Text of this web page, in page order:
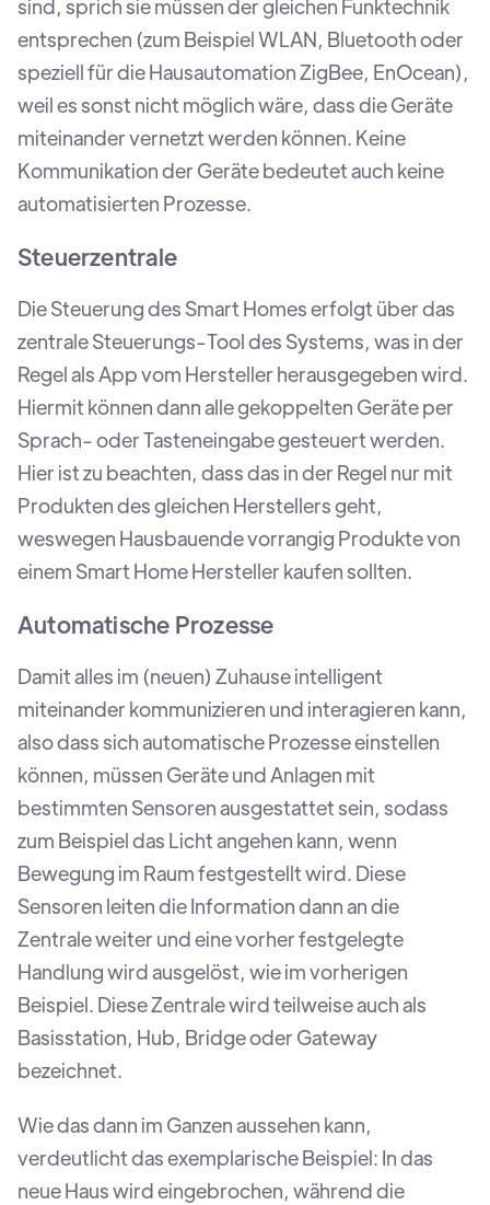
sind, sprich sie müssen der gleichen Funktechnik
entsprechen (zum Beispiel WLAN, Bluetooth oder
speziell für die Hausautomation ZigBee, EnOcean),
weil es sonst nicht möglich wäre, dass die Geräte
miteinander vernetzt werden können. Keine
Kommunikation der Geräte bedeutet auch keine
automatisierten Prozesse.
Steuerzentrale
Die Steuerung des Smart Homes erfolgt über das
zentrale Steuerungs-Tool des Systems, was in der
Regel als App vom Hersteller herausgegeben wird.
Hiermit können dann alle gekoppelten Geräte per
Sprach- oder Tasteneingabe gesteuert werden.
Hier ist zu beachten, dass das in der Regel nur mit
Produkten des gleichen Herstellers geht,
weswegen Hausbauende vorrangig Produkte von
einem Smart Home Hersteller kaufen sollten.
Automatische Prozesse
Damit alles im (neuen) Zuhause intelligent
miteinander kommunizieren und interagieren kann,
also dass sich automatische Prozesse einstellen
können, müssen Geräte und Anlagen mit
bestimmten Sensoren ausgestattet sein, sodass
zum Beispiel das Licht angehen kann, wenn
Bewegung im Raum festgestellt wird. Diese
Sensoren leiten die Information dann an die
Zentrale weiter und eine vorher festgelegte
Handlung wird ausgelöst, wie im vorherigen
Beispiel. Diese Zentrale wird teilweise auch als
Basisstation, Hub, Bridge oder Gateway
bezeichnet.
Wie das dann im Ganzen aussehen kann,
verdeutlicht das exemplarische Beispiel: In das
neue Haus wird eingebrochen, während die